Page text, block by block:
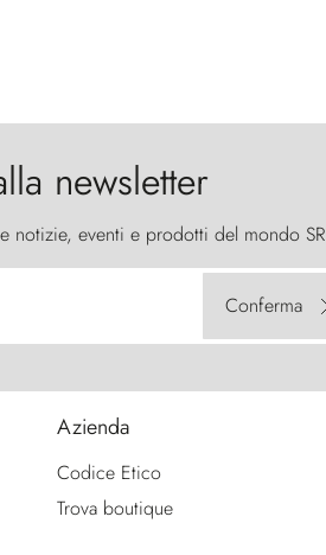
newsletter
notizie, eventi e prodotti del mondo SR
Conferma
Azienda
Codice Etico
Trova boutique